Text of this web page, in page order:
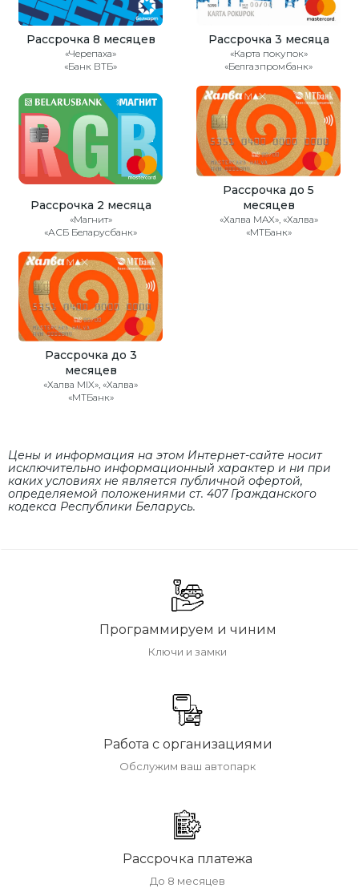
Рассрочка 8 месяцев
«Черепаха»
«Банк ВТБ»
Рассрочка 3 месяца
«Карта покупок»
«Белгазпромбанк»
Рассрочка 2 месяца
«Магнит»
«АСБ Беларусбанк»
Рассрочка до 5
месяцев
«Халва MAX», «Халва»
«МТБанк»
Рассрочка до 3
месяцев
«Халва MIX», «Халва»
«МТБанк»
Цены и информация на этом Интернет-сайте носит
исключительно информационный характер и ни при
каких условиях не является публичной офертой,
определяемой положениями cт. 407 Гражданского
кодекса Республики Беларусь.
Программируем и чиним
Ключи и замки
Работа с организациями
Обслужим ваш автопарк
Рассрочка платежа
До 8 месяцев